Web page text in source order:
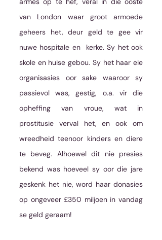
van London waar groot armoede
geheers het, deur geld te gee vir
nuwe hospitale en  kerke. Sy het ook
skole en huise gebou. Sy het haar eie
organisasies oor sake waaroor sy
passievol was, gestig, o.a. vir die
opheffing van vroue, wat in
prostitusie verval het, en ook om
wreedheid teenoor kinders en diere
te beveg. Alhoewel dit nie presies
bekend was hoeveel sy oor die jare
geskenk het nie, word haar donasies
op ongeveer £350 miljoen in vandag
se geld geraam!